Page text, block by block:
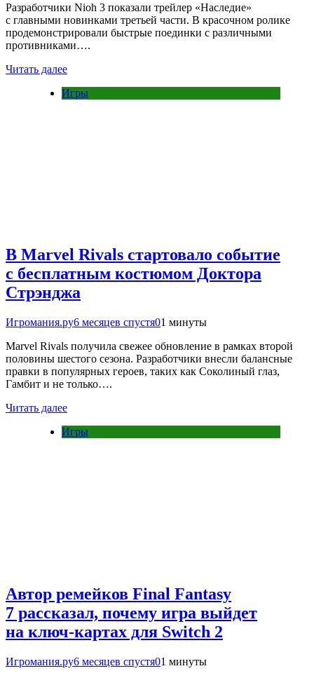
Разработчики Nioh 3 показали трейлер «Наследие»
с главными новинками третьей части. В красочном ролике
продемонстрировали быстрые поединки с различными
противниками….
Читать далее
Игры
В Marvel Rivals стартовало событие
с бесплатным костюмом Доктора
Стрэнджа
Игромания.ру6 месяцев спустя01 минуты
Marvel Rivals получила свежее обновление в рамках второй
половины шестого сезона. Разработчики внесли балансные
правки в популярных героев, таких как Соколиный глаз,
Гамбит и не только….
Читать далее
Игры
Автор ремейков Final Fantasy
7 рассказал, почему игра выйдет
на ключ-картах для Switch 2
Игромания.ру6 месяцев спустя01 минуты